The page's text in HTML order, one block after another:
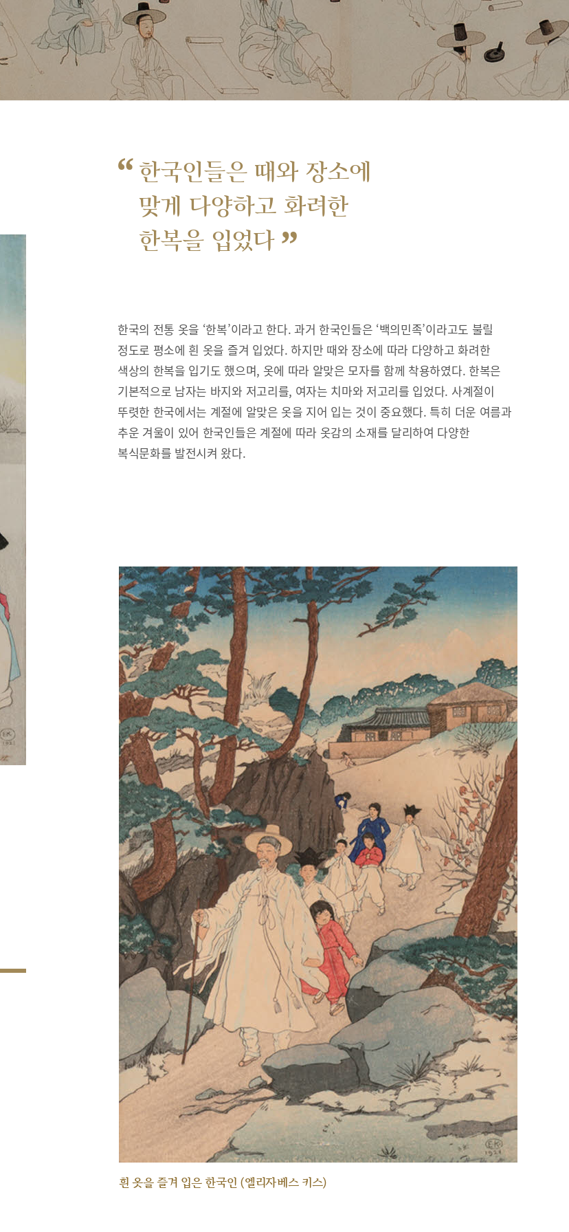
“ 한국인들은 때와 장소에
맞게 다양하고 화려한
한복을 입었다 ”
한국의 전통 옷을 ‘한복’이라고 한다. 과거 한국인들은 ‘백의민족’이라고도 불릴
정도로 평소에 흰 옷을 즐겨 입었다. 하지만 때와 장소에 따라 다양하고 화려한
색상의 한복을 입기도 했으며, 옷에 따라 알맞은 모자를 함께 착용하였다. 한복은
기본적으로 남자는 바지와 저고리를, 여자는 치마와 저고리를 입었다. 사계절이
뚜렷한 한국에서는 계절에 알맞은 옷을 지어 입는 것이 중요했다. 특히 더운 여름과
추운 겨울이 있어 한국인들은 계절에 따라 옷감의 소재를 달리하여 다양한
복식문화를 발전시켜 왔다.
흰 옷을 즐겨 입은 한국인 (엘리자베스 키스)